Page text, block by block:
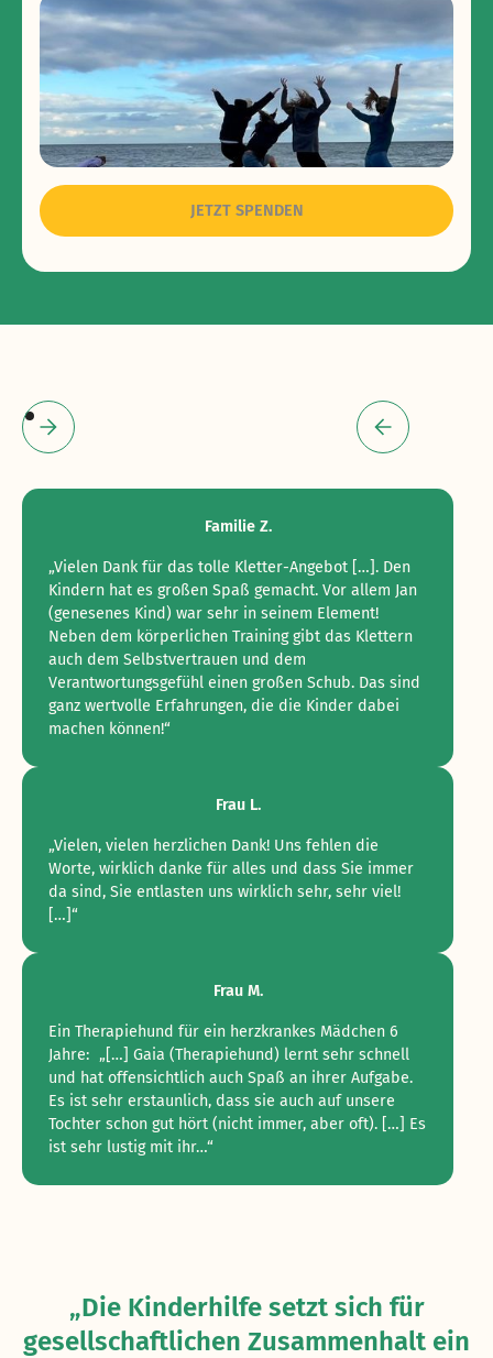
bietet Familien aus der ganzen Bundesrepublik einen Ort,
sich vom Klinikaufenthalten zu erholen und sich eine Zeit
der Ruhe zu gönnen.
JETZT SPENDEN
Familie Z.
„Vielen Dank für das tolle Kletter-Angebot […]. Den
Kindern hat es großen Spaß gemacht. Vor allem Jan
(genesenes Kind) war sehr in seinem Element!
Neben dem körperlichen Training gibt das Klettern
auch dem Selbstvertrauen und dem
Verantwortungsgefühl einen großen Schub. Das sind
ganz wertvolle Erfahrungen, die die Kinder dabei
machen können!“
Frau L.
„Vielen, vielen herzlichen Dank! Uns fehlen die
Worte, wirklich danke für alles und dass Sie immer
da sind, Sie entlasten uns wirklich sehr, sehr viel!
[…]“
Frau M.
Ein Therapiehund für ein herzkrankes Mädchen 6
Jahre: „[…] Gaia (Therapiehund) lernt sehr schnell
und hat offensichtlich auch Spaß an ihrer Aufgabe.
Es ist sehr erstaunlich, dass sie auch auf unsere
Tochter schon gut hört (nicht immer, aber oft). […] Es
ist sehr lustig mit ihr…“
„Die Kinderhilfe setzt sich für
gesellschaftlichen Zusammenhalt ein